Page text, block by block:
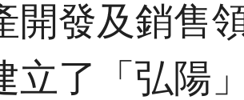
開發及銷售
立了「弘陽